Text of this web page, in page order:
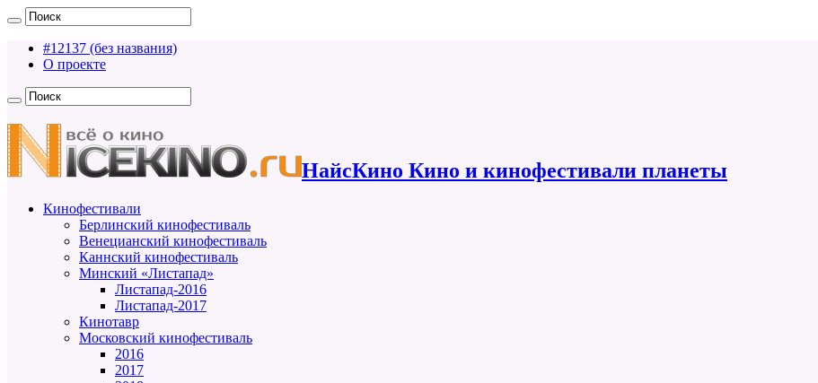
#12137 (без названия)
О проекте
НайсКино Кино и кинофестивали планеты
Кинофестивали
Берлинский кинофестиваль
Венецианский кинофестиваль
Каннский кинофестиваль
Минский «Листапад»
Листапад-2016
Листапад-2017
Кинотавр
Московский кинофестиваль
2016
2017